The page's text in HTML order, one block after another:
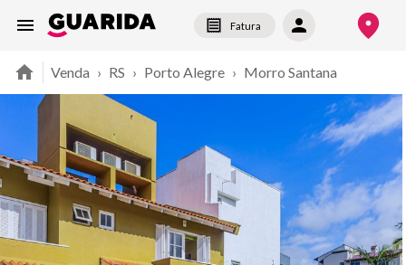
Fatura
Venda › RS › Porto Alegre › Morro Santana